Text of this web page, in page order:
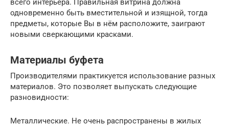
всего интерьера. Правильная витрина должна
одновременно быть вместительной и изящной, тогда
предметы, которые Вы в нём расположите, заиграют
новыми сверкающими красками.
Материалы буфета
Производителями практикуется использование разных
материалов. Это позволяет выпускать следующие
разновидности:
Металлические. Не очень распространены в жилых